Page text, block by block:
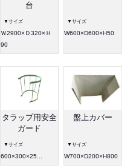
台
▼サイズ
Ｗ2900×Ｄ320×Ｈ
90
▼サイズ
W600×D600×H50
タラップ用安全
ガード
▼サイズ
600×300×25...
盤上カバー
▼サイズ
W700×D200×H800